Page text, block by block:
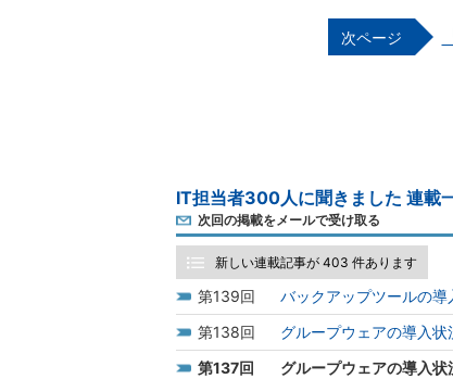
IT担当者300人に聞きました 連載
次回の掲載をメールで受け取る
新しい連載記事が 403 件あります
139
バックアップツールの導
138
グループウェアの導入
137
グループウェアの導入